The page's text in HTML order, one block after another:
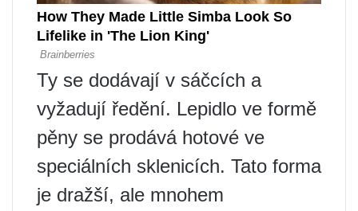
Ty se dodávají v sáčcích a
vyžadují ředění. Lepidlo ve formě
pěny se prodává hotové ve
speciálních sklenicích. Tato forma
je dražší, ale mnohem